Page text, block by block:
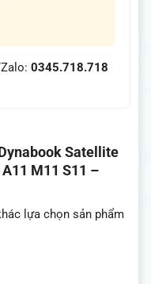
0345.718.718
Satellite
M11 S11 –
lựa chọn sản phẩm